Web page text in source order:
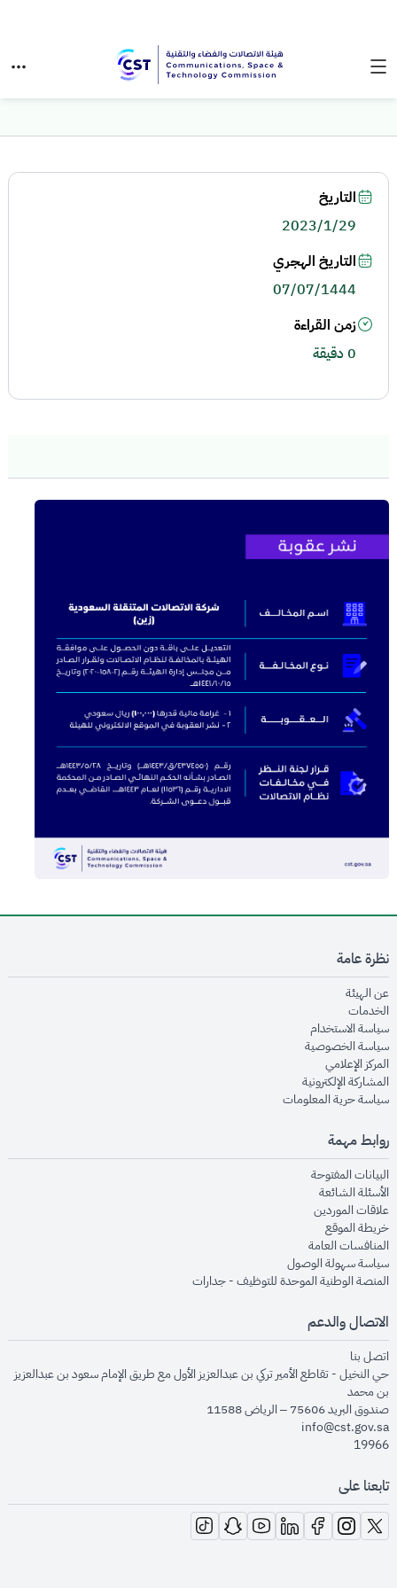
التاريخ
2023/1/29
التاريخ الهجري
07/07/1444
زمن القراءة
0 دقيقة
نظرة عامة
عن الهيئةopens in new window
الخدماتopens in new window
سياسة الاستخدام
سياسة الخصوصيةopens in new window
المركز الإعلاميopens in new window
المشاركة الإلكترونيةopens in new window
سياسة حرية المعلوماتopens in new window
روابط مهمة
البيانات المفتوحةopens in new window
الأسئلة الشائعةopens in new window
علاقات الموردينopens in new window
خريطة الموقعopens in new window
المنافسات العامةopens in new window
سياسة سهولة الوصولopens in new window
المنصة الوطنية الموحدة للتوظيف - جداراتopens in new window
الاتصال والدعم
اتصل بنا
حي النخيل - تقاطع الأمير تركي بن عبدالعزيز الأول مع طريق الإمام سعود بن عبدالعزيز
بن محمد
صندوق البريد 75606 – الرياض 11588
info@cst.gov.sa
19966
تابعنا على
opens in new window
opens in new window
opens in new window
opens in new window
opens in new window
opens in new window
opens in new window